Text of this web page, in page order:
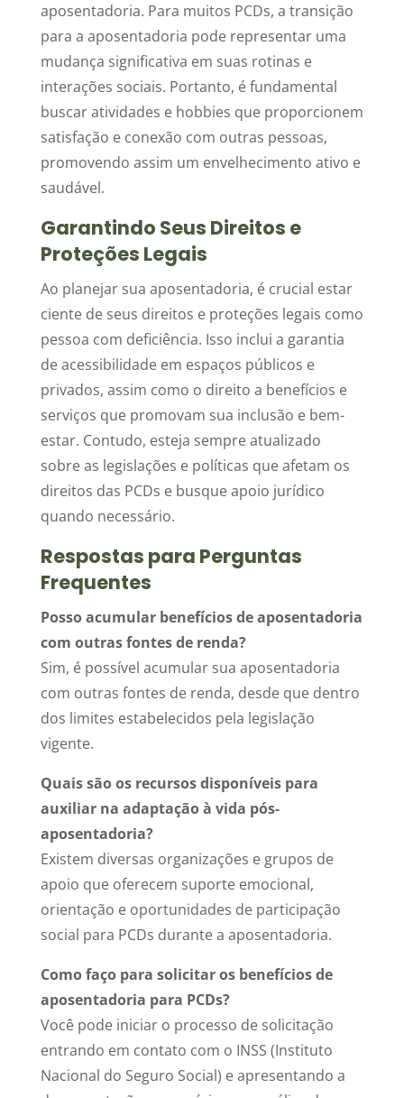
aposentadoria. Para muitos PCDs, a transição
para a aposentadoria pode representar uma
mudança significativa em suas rotinas e
interações sociais. Portanto, é fundamental
buscar atividades e hobbies que proporcionem
satisfação e conexão com outras pessoas,
promovendo assim um envelhecimento ativo e
saudável.
Garantindo Seus Direitos e
Proteções Legais
Ao planejar sua aposentadoria, é crucial estar
ciente de seus direitos e proteções legais como
pessoa com deficiência. Isso inclui a garantia
de acessibilidade em espaços públicos e
privados, assim como o direito a benefícios e
serviços que promovam sua inclusão e bem-
estar. Contudo, esteja sempre atualizado
sobre as legislações e políticas que afetam os
direitos das PCDs e busque apoio jurídico
quando necessário.
Respostas para Perguntas
Frequentes
Posso acumular benefícios de aposentadoria
com outras fontes de renda?
Sim, é possível acumular sua aposentadoria
com outras fontes de renda, desde que dentro
dos limites estabelecidos pela legislação
vigente.
Quais são os recursos disponíveis para
auxiliar na adaptação à vida pós-
aposentadoria?
Existem diversas organizações e grupos de
apoio que oferecem suporte emocional,
orientação e oportunidades de participação
social para PCDs durante a aposentadoria.
Como faço para solicitar os benefícios de
aposentadoria para PCDs?
Você pode iniciar o processo de solicitação
entrando em contato com o INSS (Instituto
Nacional do Seguro Social) e apresentando a